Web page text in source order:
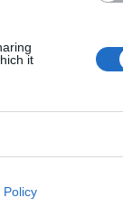
it
Policy